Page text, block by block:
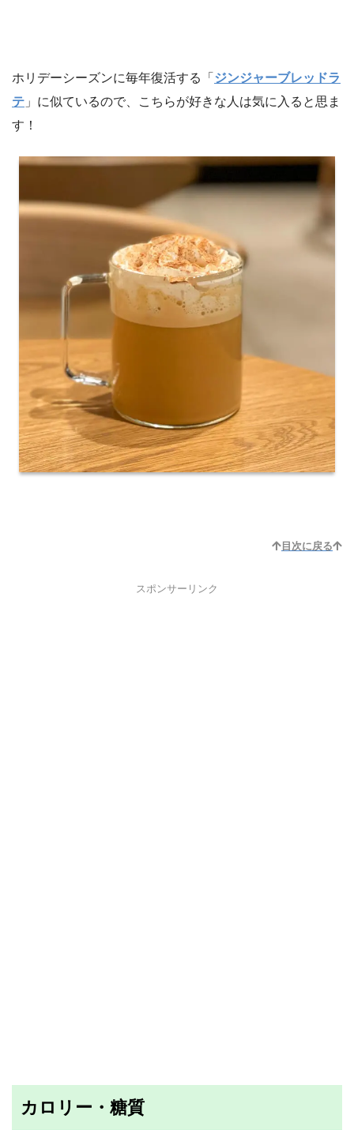
ホリデーシーズンに毎年復活する「 ジンジャーブレッドラ
テ 」に似ているので、こちらが好きな人は気に入ると思ま
す！
目次に戻る
スポンサーリンク
カロリー・糖質